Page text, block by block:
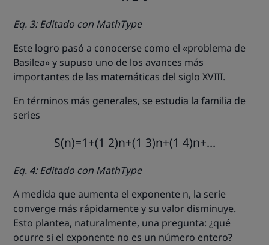
Eq. 3: Editado con MathType
Este logro pasó a conocerse como el «problema de
Basilea» y supuso uno de los avances más
importantes de las matemáticas del siglo XVIII.
En términos más generales, se estudia la familia de
series
S(n)=1+(1 2)n+(1 3)n+(1 4)n+…
Eq. 4: Editado con MathType
A medida que aumenta el exponente n, la serie
converge más rápidamente y su valor disminuye.
Esto plantea, naturalmente, una pregunta: ¿qué
ocurre si el exponente no es un número entero?